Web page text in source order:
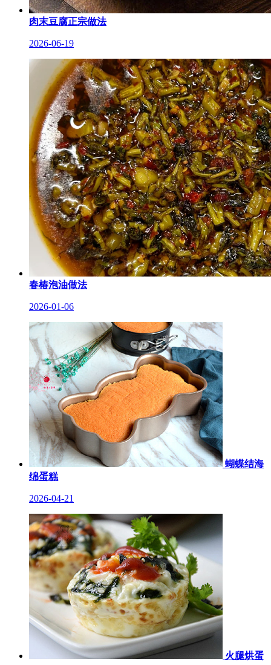
肉末豆腐正宗做法
2026-06-19
春椿泡油做法
2026-01-06
蝴蝶结海
绵蛋糕
2026-04-21
火腿烘蛋